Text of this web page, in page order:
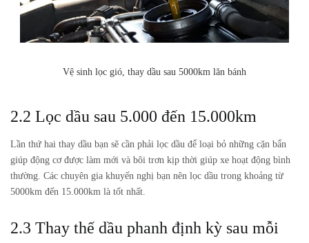
Vệ sinh lọc gió, thay dầu sau 5000km lăn bánh
2.2 Lọc dầu sau 5.000 đến 15.000km
Lần thứ hai thay dầu bạn sẽ cần phải lọc dầu để loại bỏ những cặn bẩn
giúp động cơ được làm mới và bôi trơn kịp thời giúp xe hoạt động bình
thường. Các chuyên gia khuyến nghị bạn nên lọc dầu trong khoảng từ
5000km đến 15.000km là tốt nhất.
2.3 Thay thế dầu phanh định kỳ sau mỗi